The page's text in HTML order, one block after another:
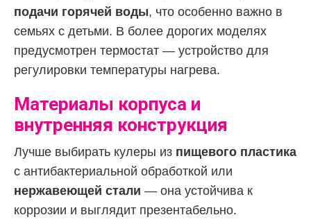
подачи горячей воды, что особенно важно в
семьях с детьми. В более дорогих моделях
предусмотрен термостат — устройство для
регулировки температуры нагрева.
Материалы корпуса и
внутренняя конструкция
Лучше выбирать кулеры из пищевого пластика
с антибактериальной обработкой или
нержавеющей стали — она устойчива к
коррозии и выглядит презентабельно.